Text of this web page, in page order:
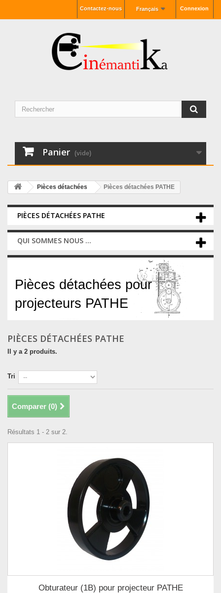
Connexion
Français
Contactez-nous
Panier (vide)
Pièces détachées Pièces détachées PATHE
PIÈCES DÉTACHÉES PATHE
QUI SOMMES NOUS ...
Pièces détachées PATHE
Pièces détachées pour
projecteurs PATHE
PIÈCES DÉTACHÉES PATHE
Il y a 2 produits.
Tri
Comparer (0)
Résultats 1 - 2 sur 2.
Obturateur (1B) pour projecteur PATHE